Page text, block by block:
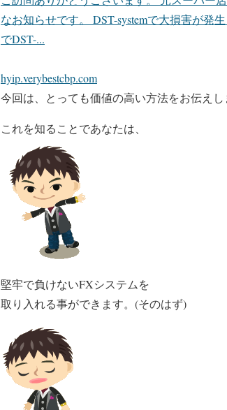
なお知らせです。 DST-systemで大損害が発
でDST-...
hyip.verybestcbp.com
今回は、とっても価値の高い方法をお伝えし
これを知ることであなたは、
堅牢で負けないFXシステムを
取り入れる事ができます。(そのはず)